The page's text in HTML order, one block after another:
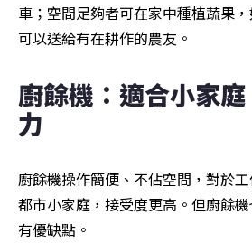
車；空間足夠者可在家中種植蔬果
可以送給有在耕作的農友。
廚餘機：適合小家
力
廚餘機操作簡便、不佔空間，對於
都市小家庭，接受度更高。但廚餘
有優缺點。